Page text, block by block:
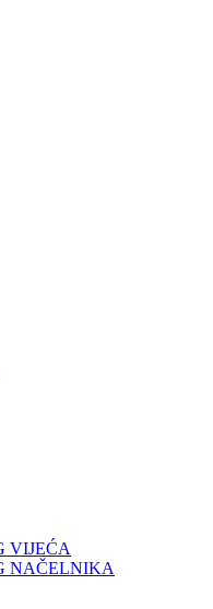
VIJEĆA
NAČELNIKA